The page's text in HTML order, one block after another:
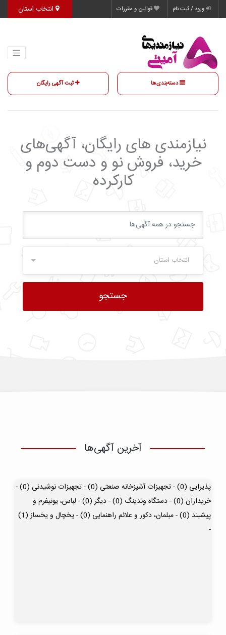
انتخاب استان قوانین و مقررات ورود / ثبت نام
دسته‌بندی‌ها ثبت آگهی رایگان
نیازمندی‌ های رایگان، آگهی‌های
خرید، فروش نو و دست دوم و
کارکرده
انتخاب استان
آخرین آگهی‌ها
پذیرایی (0) - تجهیزات آشپزخانه صنعتی (0) -
تجهیزات نوشیدنی (0) -
خریداران (0) -
دستگاه وندینگ (0) - دیگر (0) -
لباس، یونیفرم و
پیشبند (0) -
مبلمان، دکور و علائم راهنمایی (0) -
یخچال و یخساز (1)
-